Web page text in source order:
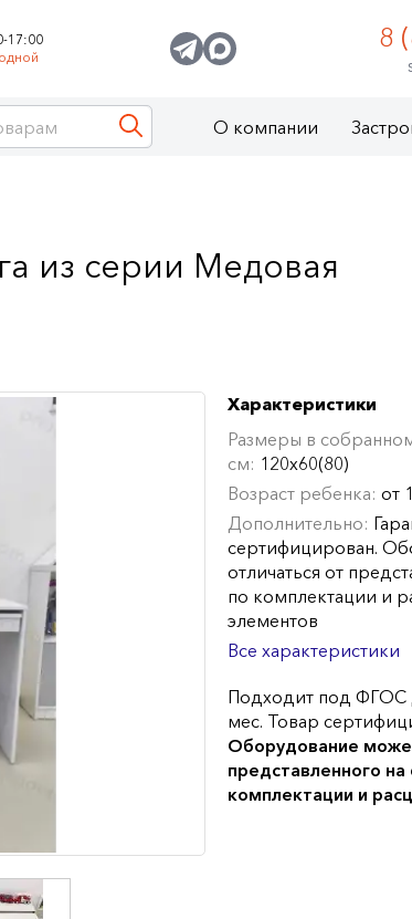
17:00
8
О компании
из серии Медовая
Характеристики
Размеры в
см: 120х60(80)
Возраст ребенка: от
Дополнительно:
сертифицирован.
отличаться от
по комплектации и
элементов
Все характеристики
Подходит под ФГОС
мес. Товар
Оборудование
представленного
комплектации и